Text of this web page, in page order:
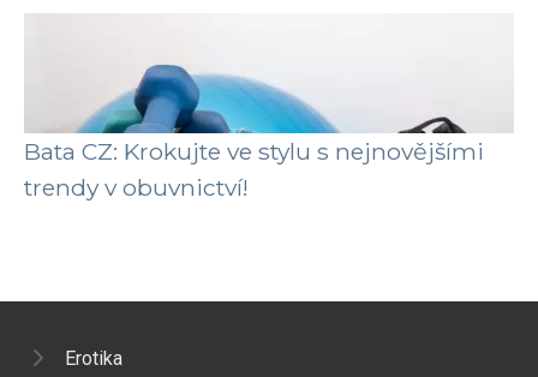
Bata CZ: Krokujte ve stylu s nejnovějšími
trendy v obuvnictví!
Erotika